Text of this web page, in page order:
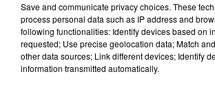
100%
100% Radio les infos du Pays Catalan
Save and communicate privacy choices. These
process personal data such as IP address and
following functionalities: Identify devices based on
requested; Use precise geolocation data; Match
other data sources; Link different devices; Identify
information transmitted automatically.